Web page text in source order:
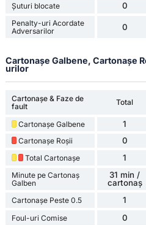
Șuturi blocate 0
Penalty-uri Acordate
Adversarilor
0
Cartonașe Galbene, Cartonașe
urilor
Cartonașe & Faze de
fault
Total
Cartonașe Galbene 1
Cartonașe Roșii 0
Total Cartonașe 1
Minute pe Cartonaș
Galben
31 min /
cartonaș
Cartonașe Peste 0.5 1
Foul-uri Comise 0